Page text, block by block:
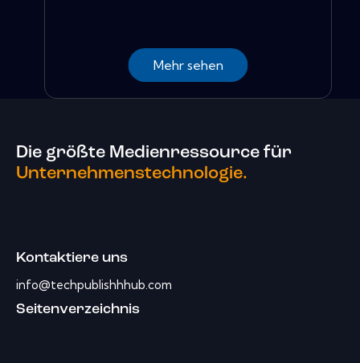
Mehr sehen
Die größte Medienressource für
Unternehmenstechnologie.
Kontaktiere uns
info@techpublishhhub.com
Seitenverzeichnis